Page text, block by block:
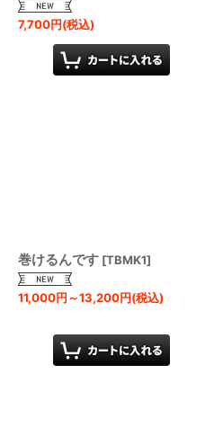
7,700円(税込)
巻けるんです [TBMK1]
11,000円～13,200円(税込)